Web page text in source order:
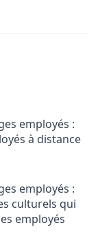
employés :
à distance
employés :
culturels qui
employés